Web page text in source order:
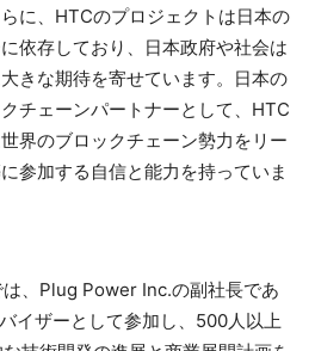
に、HTCのプロジェクトは日本の
依存しており、日本政府や社会は
きな期待を寄せています。日本の
チェーンパートナーとして、HTC
界のブロックチェーン勢力をリー
参加する自信と能力を持っていま
は、Plug Power Inc.の副社長であ
イザーとして参加し、500人以上